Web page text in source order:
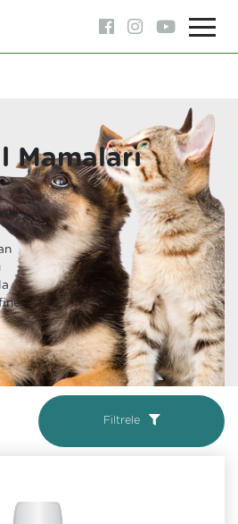
Mamaları
Filtrele